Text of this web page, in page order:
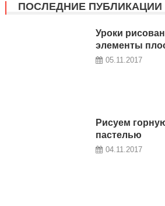
ПОСЛЕДНИЕ ПУБЛИКАЦИИ
Уроки
элементы
05.11.2017
Рисуем
пастелью
04.11.2017